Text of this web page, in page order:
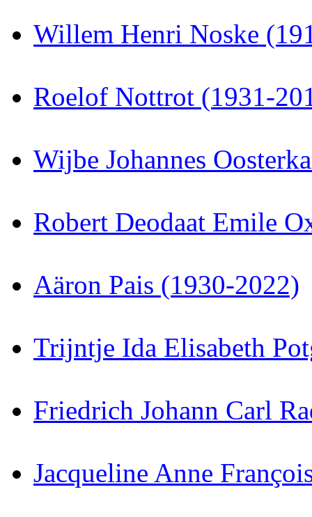
Willem Henri Noske
Roelof Nottrot (1931-
Wijbe Johannes
Robert Deodaat Emile
Aäron Pais (1930-2022)
Trijntje Ida Elisabeth
Friedrich Johann Carl
Jacqueline Anne